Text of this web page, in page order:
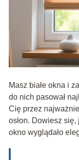
Masz białe okna i
do nich pasował
Cię przez
osłon. Dowiesz
okno wyglądało